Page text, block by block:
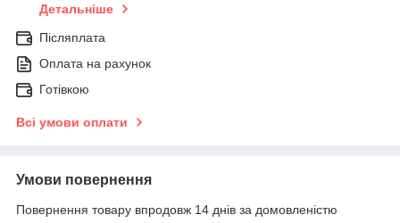
Детальніше
Післяплата
Оплата на рахунок
Готівкою
Всі умови оплати
Умови повернення
Повернення товару впродовж 14 днів за домовленістю